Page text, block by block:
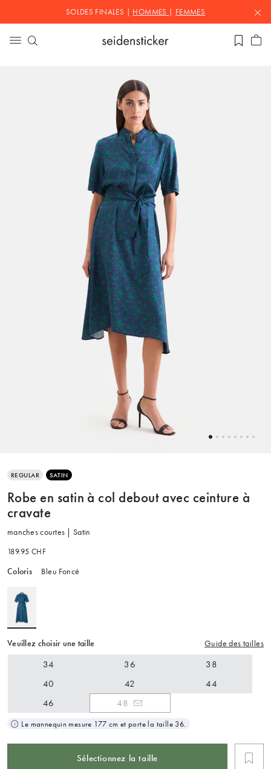
SOLDES FINALES | HOMMES FEMMES
REGULAR SATIN
Robe en satin à col debout avec ceinture à
cravate
manches courtes | Satin
189.95 CHF
Coloris Bleu Foncé
Veuillez choisir une taille Guide des tailles
34 36
38
40
42
44
46
48
Le mannequin mesure 177 cm et porte la taille 36.
Sélectionnez la taille